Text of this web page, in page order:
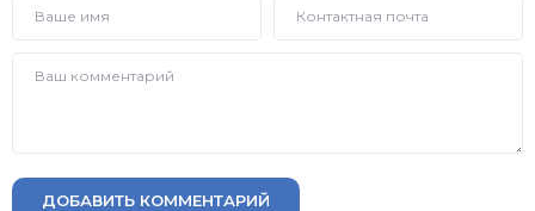
ДОБАВИТЬ КОММЕНТАРИЙ